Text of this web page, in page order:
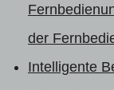
der
Intelligente